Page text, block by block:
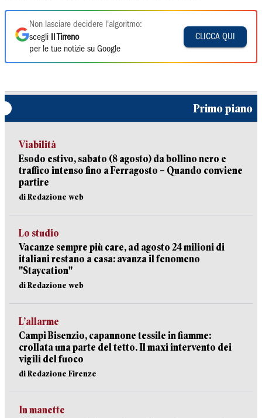
Non lasciare decidere l'algoritmo:
scegli
Il Tirreno
per le tue notizie su Google
CLICCA QUI
Primo piano
Viabilità
Esodo estivo, sabato (8 agosto) da bollino nero e
traffico intenso fino a Ferragosto – Quando conviene
partire
di Redazione web
Lo studio
Vacanze sempre più care, ad agosto 24 milioni di
italiani restano a casa: avanza il fenomeno
"Staycation"
di Redazione web
L’allarme
Campi Bisenzio, capannone tessile in fiamme:
crollata una parte del tetto. Il maxi intervento dei
vigili del fuoco
di Redazione Firenze
In manette